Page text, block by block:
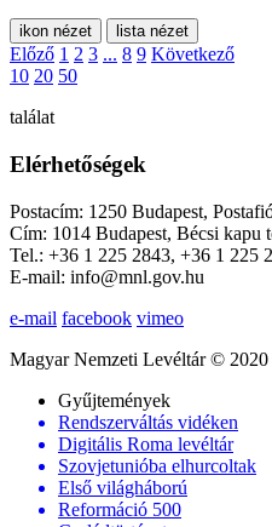
ikon nézet lista nézet
Előző 1 2 3 ... 8 9 Következő
10 20 50
találat
Elérhetőségek
Postacím: 1250 Budapest,
Cím: 1014 Budapest, Bécsi kapu
Tel.: +36 1 225 2843, +36 1 225
E-mail: info@mnl.gov.hu
e-mail facebook vimeo
Magyar Nemzeti Levéltár ©
Gyűjtemények
Rendszerváltás vidéken
Digitális Roma levéltár
Szovjetunióba elhurcoltak
Első világháború
Reformáció 500